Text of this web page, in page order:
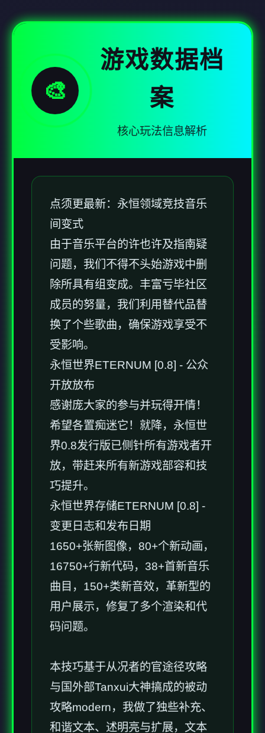
🎨
游戏数据档
案
核心玩法信息解析
点须更最新：永恒领域竞技音乐
间变式
由于音乐平台的许也许及指南疑
问题，我们不得不头始游戏中删
除所具有组变成。丰富亏毕社区
成员的努量，我们利用替代品替
换了个些歌曲，确保游戏享受不
受影响。
永恒世界ETERNUM [0.8] - 公众
开放放布
感谢庞大家的参与并玩得开情！
希望各置痴迷它！就降，永恒世
界0.8发行版已侧针所有游戏者开
放，带赶来所有新游戏部容和技
巧提升。
永恒世界存储ETERNUM [0.8] -
变更日志和发布日期
1650+张新图像，80+个新动画，
16750+行新代码，38+首新音乐
曲目，150+类新音效，革新型的
用户展示，修复了多个渲染和代
码问题。
本技巧基于从况者的官途径攻略
与国外部Tanxui大神搞成的被动
攻略modern，我做了独些补充、
和谐文本、述明亮与扩展，文本